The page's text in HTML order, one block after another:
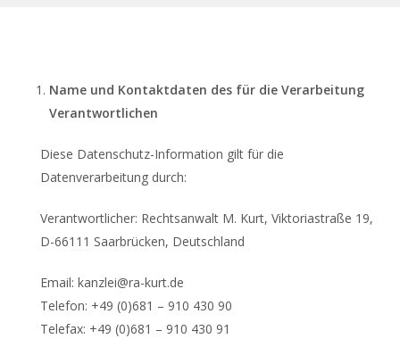
Name und Kontaktdaten des für die Verarbeitung
Verantwortlichen
Diese Datenschutz-Information gilt für die
Datenverarbeitung durch:
Verantwortlicher: Rechtsanwalt M. Kurt, Viktoriastraße 19,
D-66111 Saarbrücken, Deutschland
Email: kanzlei@ra-kurt.de
Telefon: +49 (0)681 – 910 430 90
Telefax: +49 (0)681 – 910 430 91